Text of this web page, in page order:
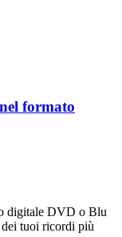
formato
digitale DVD o Blu
tuoi ricordi più